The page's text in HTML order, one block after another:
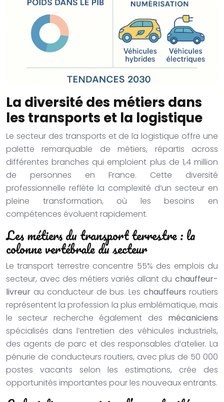
La diversité des métiers dans
les transports et la logistique
Le secteur des transports et de la logistique offre une
palette remarquable de métiers, répartis across
différentes branches qui emploient plus de 1,4 million
de personnes en France. Cette diversité
professionnelle reflète la complexité d’un secteur en
pleine transformation, où les besoins en
compétences évoluent rapidement.
Les métiers du transport terrestre : la
colonne vertébrale du secteur
Le transport terrestre concentre 55% des emplois du
secteur, avec des métiers variés allant du chauffeur-
livreur au conducteur de bus. Leschauffeurs routiers
représentent la profession la plus emblématique, mais
le secteur recherche également des mécaniciens
spécialisés dans l’entretien des véhicules industriels,
des agents de parc et des responsables d’atelier. La
pénurie de conducteurs routiers, avec plus de 50 000
postes vacants selon les estimations, crée des
opportunités importantes pour les nouveaux entrants.